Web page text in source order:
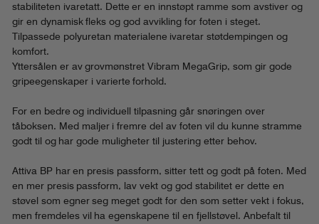
stabiliteten ivaretatt. Dette er en innstøpt ramme som avstiver og
gir en dynamisk fleks og god avvikling for foten i steget.
Tilpassede polyuretan materialene ivaretar støtdempingen og
komfort.
Yttersålen er av grovmønstret Vibram MegaGrip, som gir gode
gripeegenskaper i varierte forhold.
For en bedre og individuell tilpasning går snøringen over
tåboksen. Med maljer i fremre del av foten vil du kunne stramme
godt til og har gode muligheter til justering etter behov.
Attiva BP har en presis passform, sitter tett og godt på foten. Med
en mer presis passform, lav vekt og god stabilitet er dette en
støvel som egner seg meget godt for den som setter vekt i fokus,
men fremdeles vil ha egenskapene til en fjellstøvel. Anbefalt til